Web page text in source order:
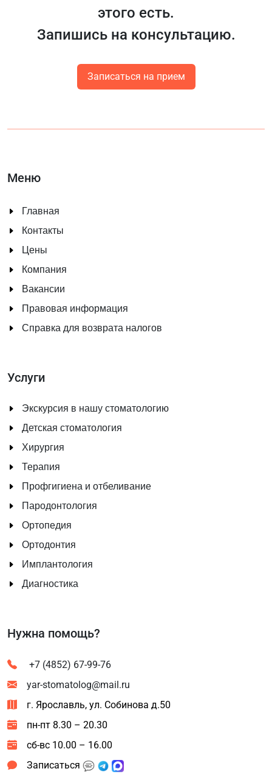
этого есть.
Запишись на консультацию.
Записаться на прием
Меню
Главная
Контакты
Цены
Компания
Вакансии
Правовая информация
Справка для возврата налогов
Услуги
Экскурсия в нашу стоматологию
Детская стоматология
Хирургия
Терапия
Профгигиена и отбеливание
Пародонтология
Ортопедия
Ортодонтия
Имплантология
Диагностика
Нужна помощь?
+7 (4852) 67-99-76
yar-stomatolog@mail.ru
г. Ярославль, ул. Собинова д.50
пн-пт 8.30 – 20.30
сб-вс 10.00 – 16.00
Записаться